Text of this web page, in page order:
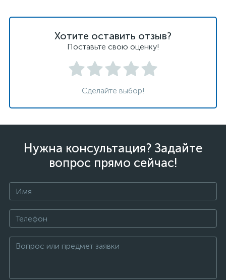
Хотите оставить отзыв?
Поставьте свою оценку!
Сделайте выбор!
Нужна консультация? Задайте
вопрос прямо сейчас!